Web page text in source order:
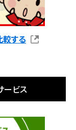
する
ービス